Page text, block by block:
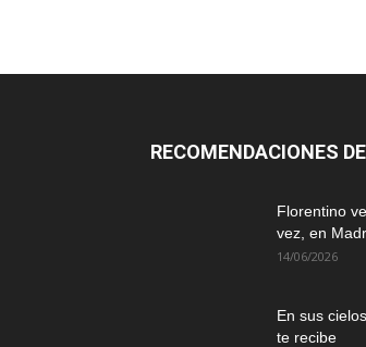
RECOMENDACIONES
Florentino
vez, en
14/06/2026
En sus
te recibe